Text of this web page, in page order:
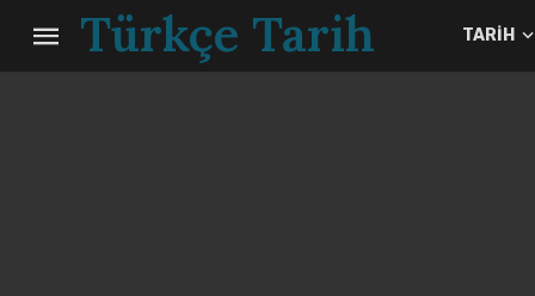
Türkçe Tarih TARIH